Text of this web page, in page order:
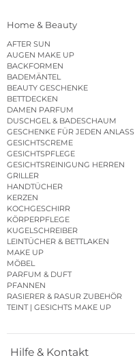
Home & Beauty
AFTER SUN
AUGEN MAKE UP
BACKFORMEN
BADEMÄNTEL
BEAUTY GESCHENKE
BETTDECKEN
DAMEN PARFUM
DUSCHGEL & BADESCHAUM
GESCHENKE FÜR JEDEN ANLASS
GESICHTSCREME
GESICHTSPFLEGE
GESICHTSREINIGUNG HERREN
GRILLER
HANDTÜCHER
KERZEN
KOCHGESCHIRR
KÖRPERPFLEGE
KUGELSCHREIBER
LEINTÜCHER & BETTLAKEN
MAKE UP
MÖBEL
PARFUM & DUFT
PFANNEN
RASIERER & RASUR ZUBEHÖR
TEINT | GESICHTS MAKE UP
Hilfe & Kontakt